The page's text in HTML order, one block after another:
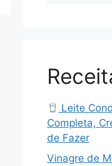
Leite
Completa,
de Fazer
Vinagre de